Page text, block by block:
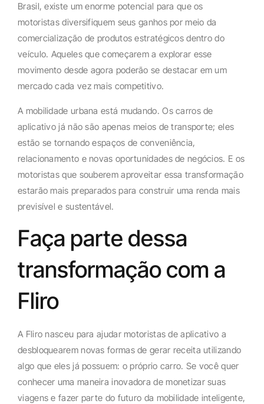
Brasil, existe um enorme potencial para que os
motoristas diversifiquem seus ganhos por meio da
comercialização de produtos estratégicos dentro do
veículo. Aqueles que começarem a explorar esse
movimento desde agora poderão se destacar em um
mercado cada vez mais competitivo.
A mobilidade urbana está mudando. Os carros de
aplicativo já não são apenas meios de transporte; eles
estão se tornando espaços de conveniência,
relacionamento e novas oportunidades de negócios. E os
motoristas que souberem aproveitar essa transformação
estarão mais preparados para construir uma renda mais
previsível e sustentável.
Faça parte dessa
transformação com a
Fliro
A Fliro nasceu para ajudar motoristas de aplicativo a
desbloquearem novas formas de gerar receita utilizando
algo que eles já possuem: o próprio carro. Se você quer
conhecer uma maneira inovadora de monetizar suas
viagens e fazer parte do futuro da mobilidade inteligente,